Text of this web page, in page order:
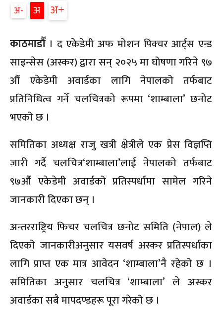
अ अ अ
काठमाडौँ। द एकेडेमी अफ मोशन पिक्चर आर्ट्स एन्ड
साइन्सेस (अस्कर) द्वारा सन् २०२५ मा घोषणा गरिने ९७
औँ एकेडेमी अवार्डका लागि नेपालको तर्फबाट
प्रतिनिधित्व गर्ने चलचित्रको रूपमा ‘शाम्बाला’ छनोट
भएको छ ।
समितिका अध्यक्ष राजु खत्री क्षेत्रीले एक प्रेस विज्ञप्ति
जारी गर्दै चलचित्र‘शाम्बाला’लाई नेपालको तर्फबाट
९७औँ एकेडेमी अवार्डको प्रतिस्पर्धामा सामेल गरिने
जानकारी दिएका छन् ।
अन्तरराष्ट्रिय फिचर चलचित्र छनोट समिति (नेपाल) ले
दिएको जानकारीअनुसार यसवर्ष अस्कर प्रतिस्पर्धाका
लागि प्राप्त एक मात्र आवेदन ‘शाम्बाला’नै रहेको छ ।
समितिका अनुसार चलचित्र ‘शाम्बाला’ ले अस्कर
अवार्डका सबै मापदण्डहरू पूरा गरेको छ ।